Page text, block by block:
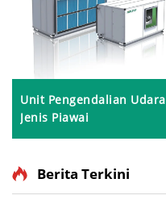
Unit Pengendalian Udara
Jenis Piawai
Berita Terkini